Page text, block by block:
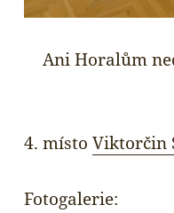
Ani Horalům
4. místoViktorčin
Fotogalerie: